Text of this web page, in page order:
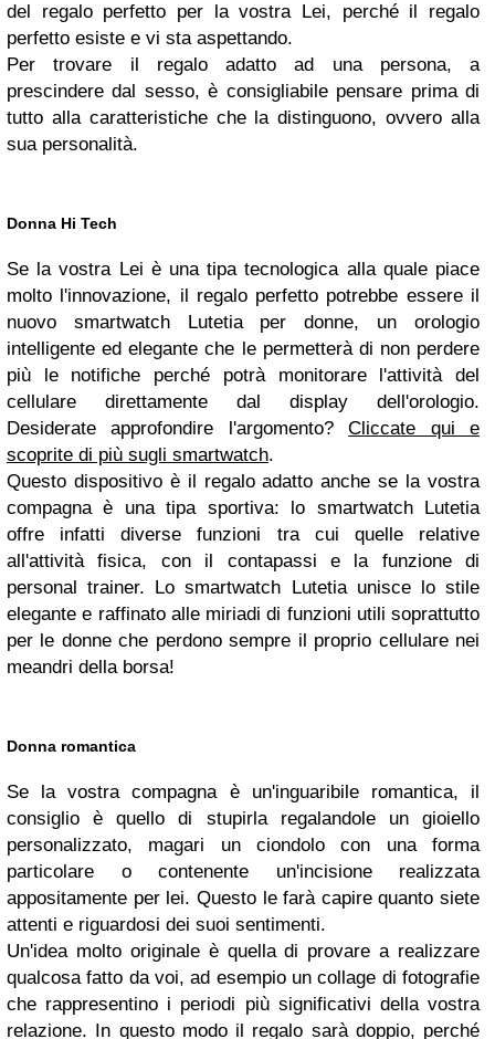
del regalo perfetto per la vostra Lei, perché il regalo
perfetto esiste e vi sta aspettando.
Per trovare il regalo adatto ad una persona, a
prescindere dal sesso, è consigliabile pensare prima di
tutto alla caratteristiche che la distinguono, ovvero alla
sua personalità.
Donna Hi Tech
Se la vostra Lei è una tipa tecnologica alla quale piace
molto l'innovazione, il regalo perfetto potrebbe essere il
nuovo smartwatch Lutetia per donne, un orologio
intelligente ed elegante che le permetterà di non perdere
più le notifiche perché potrà monitorare l'attività del
cellulare direttamente dal display dell'orologio.
Desiderate approfondire l'argomento?Cliccate qui e
scoprite di più sugli smartwatch.
Questo dispositivo è il regalo adatto anche se la vostra
compagna è una tipa sportiva: lo smartwatch Lutetia
offre infatti diverse funzioni tra cui quelle relative
all'attività fisica, con il contapassi e la funzione di
personal trainer. Lo smartwatch Lutetia unisce lo stile
elegante e raffinato alle miriadi di funzioni utili soprattutto
per le donne che perdono sempre il proprio cellulare nei
meandri della borsa!
Donna romantica
Se la vostra compagna è un'inguaribile romantica, il
consiglio è quello di stupirla regalandole un gioiello
personalizzato, magari un ciondolo con una forma
particolare o contenente un'incisione realizzata
appositamente per lei. Questo le farà capire quanto siete
attenti e riguardosi dei suoi sentimenti.
Un'idea molto originale è quella di provare a realizzare
qualcosa fatto da voi, ad esempio un collage di fotografie
che rappresentino i periodi più significativi della vostra
relazione. In questo modo il regalo sarà doppio, perché